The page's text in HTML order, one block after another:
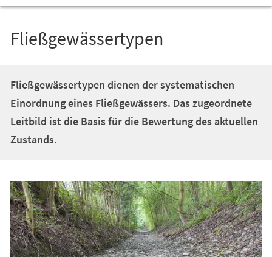
Fließgewässertypen
Fließgewässertypen dienen der systematischen
Einordnung eines Fließgewässers. Das zugeordnete
Leitbild ist die Basis für die Bewertung des aktuellen
Zustands.